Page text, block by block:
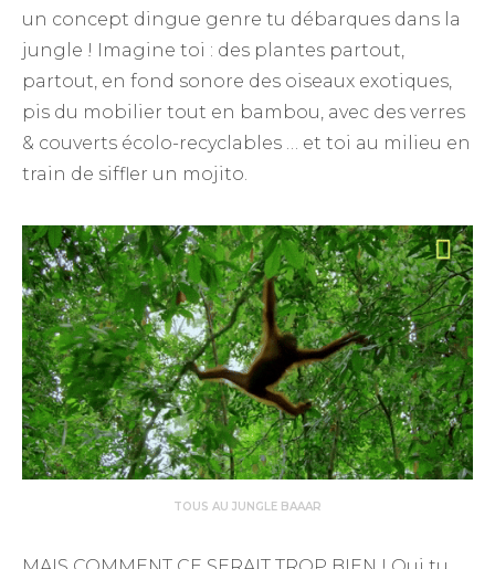
un concept dingue genre tu débarques dans la
jungle ! Imagine toi : des plantes partout,
partout, en fond sonore des oiseaux exotiques,
pis du mobilier tout en bambou, avec des verres
& couverts écolo-recyclables … et toi au milieu en
train de siffler un mojito.
TOUS AU JUNGLE BAAAR